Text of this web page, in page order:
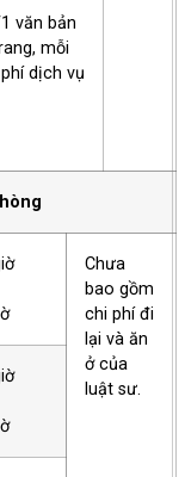
văn bản
mỗi
dịch vụ
Chưa
bao gồm
chi phí đi
lại và ăn
ở của
luật sư.